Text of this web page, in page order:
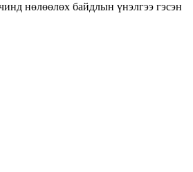
нөлөөлөх байдлын үнэлгээ гэсэн